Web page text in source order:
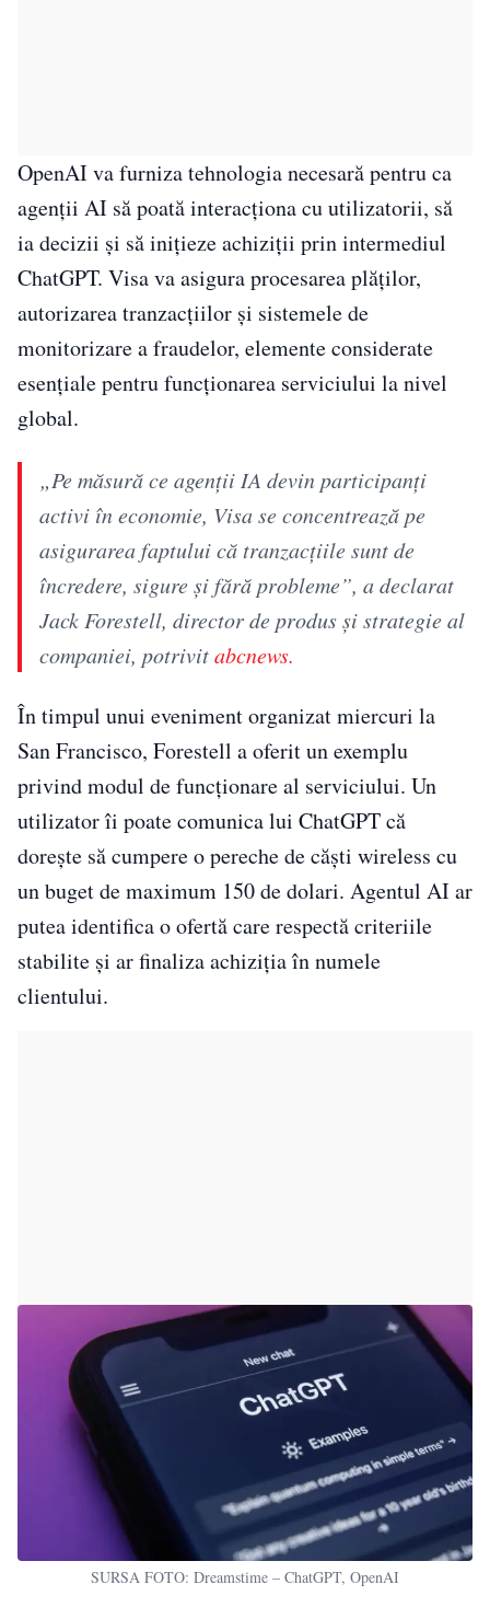
OpenAI va furniza tehnologia necesară pentru ca
agenții AI să poată interacționa cu utilizatorii, să
ia decizii și să inițieze achiziții prin intermediul
ChatGPT. Visa va asigura procesarea plăților,
autorizarea tranzacțiilor și sistemele de
monitorizare a fraudelor, elemente considerate
esențiale pentru funcționarea serviciului la nivel
global.
„Pe măsură ce agenții IA devin participanți
activi în economie, Visa se concentrează pe
asigurarea faptului că tranzacțiile sunt de
încredere, sigure și fără probleme”, a declarat
Jack Forestell, director de produs și strategie al
companiei, potrivitabcnews.
În timpul unui eveniment organizat miercuri la
San Francisco, Forestell a oferit un exemplu
privind modul de funcționare al serviciului. Un
utilizator îi poate comunica lui ChatGPT că
dorește să cumpere o pereche de căști wireless cu
un buget de maximum 150 de dolari. Agentul AI ar
putea identifica o ofertă care respectă criteriile
stabilite și ar finaliza achiziția în numele
clientului.
SURSA FOTO: Dreamstime – ChatGPT, OpenAI